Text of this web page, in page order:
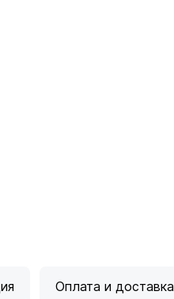
Оплата и доставка